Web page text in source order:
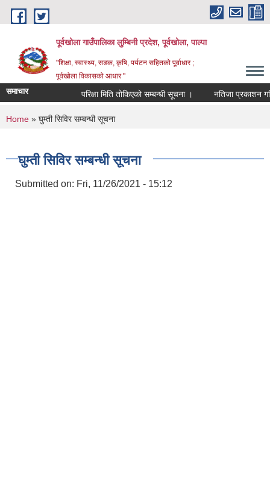
Skip to main content
पूर्वखोला गाउँपालिका लुम्बिनी प्रदेश, पूर्वखोला, पाल्पा
"शिक्षा, स्वास्थ्य, सडक, कृषि, पर्यटन सहितको पूर्वाधार ;
पूर्वखोला विकासको आधार "
समाचार परिक्षा मिति तोकिएको सम्बन्धी सूचना । नतिजा प्रकाशन
You are here
Home » घुम्ती सिविर सम्बन्धी सूचना
घुम्ती सिविर सम्बन्धी सूचना
Submitted on: Fri, 11/26/2021 - 15:12